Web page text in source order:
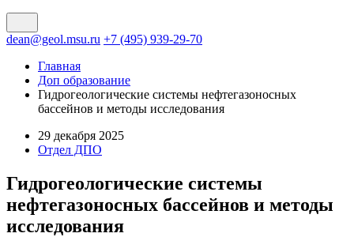
dean@geol.msu.ru +7 (495) 939-29-70
Главная
Доп образование
Гидрогеологические системы нефтегазоносных
бассейнов и методы исследования
29 декабря 2025
Отдел ДПО
Гидрогеологические системы
нефтегазоносных бассейнов и методы
исследования